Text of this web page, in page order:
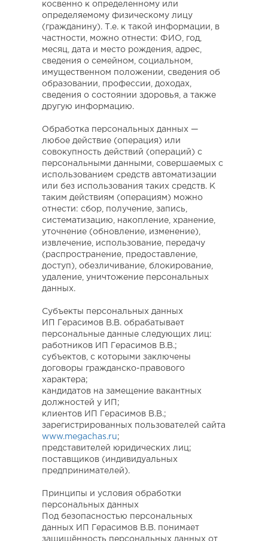
косвенно к определенному или
определяемому физическому лицу
(гражданину). Т.е. к такой информации, в
частности, можно отнести: ФИО, год,
месяц, дата и место рождения, адрес,
сведения о семейном, социальном,
имущественном положении, сведения об
образовании, профессии, доходах,
сведения о состоянии здоровья, а также
другую информацию.
Обработка персональных данных —
любое действие (операция) или
совокупность действий (операций) с
персональными данными, совершаемых с
использованием средств автоматизации
или без использования таких средств. К
таким действиям (операциям) можно
отнести: сбор, получение, запись,
систематизацию, накопление, хранение,
уточнение (обновление, изменение),
извлечение, использование, передачу
(распространение, предоставление,
доступ), обезличивание, блокирование,
удаление, уничтожение персональных
данных.
Субъекты персональных данных
ИП Герасимов В.В. обрабатывает
персональные данные следующих лиц:
работников ИП Герасимов В.В.;
субъектов, с которыми заключены
договоры гражданско-правового
характера;
кандидатов на замещение вакантных
должностей у ИП;
клиентов ИП Герасимов В.В.;
зарегистрированных пользователей сайта
www.megachas.ru;
представителей юридических лиц;
поставщиков (индивидуальных
предпринимателей).
Принципы и условия обработки
персональных данных
Под безопасностью персональных
данных ИП Герасимов В.В. понимает
защищённость персональных данных от